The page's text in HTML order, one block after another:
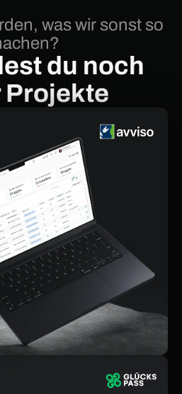
was wir sonst so
du noch
Projekte